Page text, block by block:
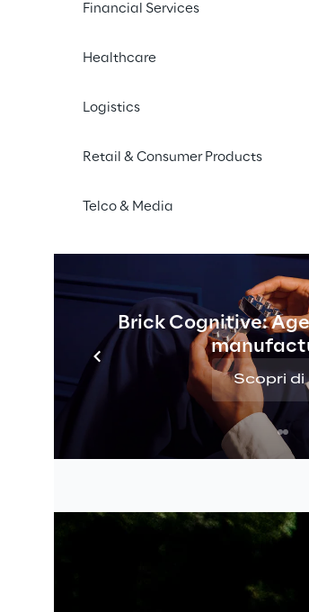
Financial Services
Healthcare
Logistics
Retail & Consumer Products
Telco & Media
Brick Cognitive:
Scopri di